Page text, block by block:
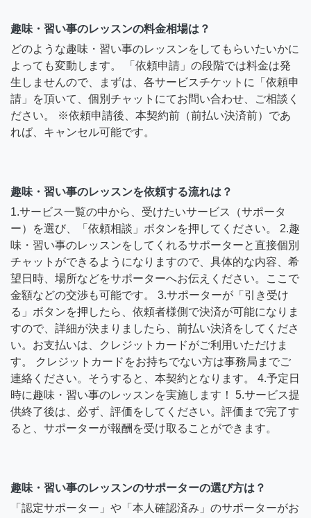
趣味・習い事のレッスンの料金相場は？
どのような趣味・習い事のレッスンをしてもらいたいかに
よっても変動します。 「依頼申請」の段階では料金は発
生しませんので、まずは、各サービスチケットに「依頼申
請」を頂いて、個別チャットにてお問い合わせ、ご相談く
ださい。 ※依頼申請後、本契約前（前払い決済前）であ
れば、キャンセル可能です。
趣味・習い事のレッスンを依頼する流れは？
1.サービス一覧の中から、受けたいサービス（サポータ
ー）を選び、「依頼相談」ボタンを押してください。 2.趣
味・習い事のレッスンをしてくれるサポーターと直接個別
チャットができるようになりますので、具体的な内容、希
望日時、場所などをサポーターへお伝えください。ここで
金額などの交渉も可能です。 3.サポーターが「引き受け
る」ボタンを押したら、依頼者様側で決済が可能になりま
すので、詳細が決まりましたら、前払い決済をしてくださ
い。お支払いは、クレジットカードがご利用いただけま
す。 クレジットカードをお持ちでない方は事務局までご
連絡ください。そうすると、本契約となります。 4.予定日
時に趣味・習い事のレッスンを実施します！ 5.サービス提
供終了後は、必ず、評価をしてください。評価まで完了す
ると、サポーターが報酬を受け取ることができます。
趣味・習い事のレッスンのサポーターの選び方は？
「認定サポーター」や「本人確認済み」のサポーターがお